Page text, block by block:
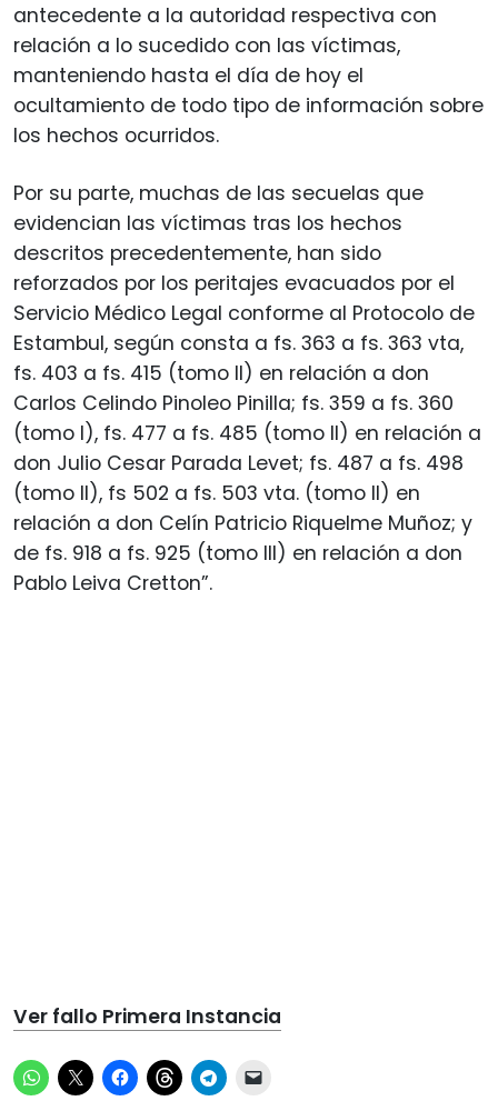
antecedente a la autoridad respectiva con
relación a lo sucedido con las víctimas,
manteniendo hasta el día de hoy el
ocultamiento de todo tipo de información sobre
los hechos ocurridos.
Por su parte, muchas de las secuelas que
evidencian las víctimas tras los hechos
descritos precedentemente, han sido
reforzados por los peritajes evacuados por el
Servicio Médico Legal conforme al Protocolo de
Estambul, según consta a fs. 363 a fs. 363 vta,
fs. 403 a fs. 415 (tomo II) en relación a don
Carlos Celindo Pinoleo Pinilla; fs. 359 a fs. 360
(tomo I), fs. 477 a fs. 485 (tomo II) en relación a
don Julio Cesar Parada Levet; fs. 487 a fs. 498
(tomo II), fs 502 a fs. 503 vta. (tomo II) en
relación a don Celín Patricio Riquelme Muñoz; y
de fs. 918 a fs. 925 (tomo III) en relación a don
Pablo Leiva Cretton”.
Ver fallo Primera Instancia